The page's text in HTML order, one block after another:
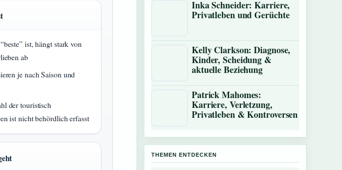
ist, hängt stark von
ab
je nach Saison und
der touristisch
ist nicht behördlich erfasst
Inka Schneider: Karriere,
Privatleben und Gerüchte
Kelly Clarkson: Diagnose,
Kinder, Scheidung &
aktuelle Beziehung
Patrick Mahomes:
Karriere, Verletzung,
Privatleben & Kontroversen
THEMEN ENTDECKEN